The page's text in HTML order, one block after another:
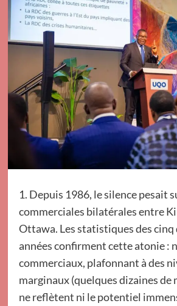
1. Depuis 1986, le silence pesait
commerciales bilatérales entre
Ottawa. Les statistiques des cinq
années confirment cette atonie :
commerciaux, plafonnant à des
marginaux (quelques dizaines de
ne reflètent ni le potentiel